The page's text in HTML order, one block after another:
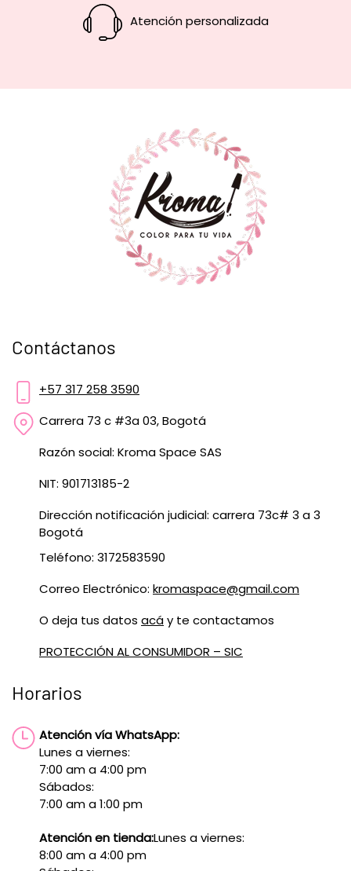
Atención personalizada
Contáctanos
+57 317 258 3590
Carrera 73 c #3a 03, Bogotá
Razón social: Kroma Space SAS
NIT: 901713185-2
Dirección notificación judicial: carrera 73c# 3 a 3
Bogotá
Teléfono: 3172583590
Correo Electrónico: kromaspace@gmail.com
O deja tus datos acáy te contactamos
PROTECCIÓN AL CONSUMIDOR – SIC
Horarios
Atención vía WhatsApp:
Lunes a viernes:
7:00 am a 4:00 pm
Sábados:
7:00 am a 1:00 pm
Atención en tienda:Lunes a viernes:
8:00 am a 4:00 pm